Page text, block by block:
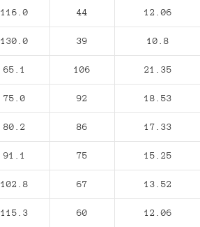
116.0 44 12.06
130.0 39 10.8
65.1 106 21.35
75.0 92 18.53
80.2 86 17.33
91.1 75 15.25
102.8 67 13.52
115.3 60 12.06